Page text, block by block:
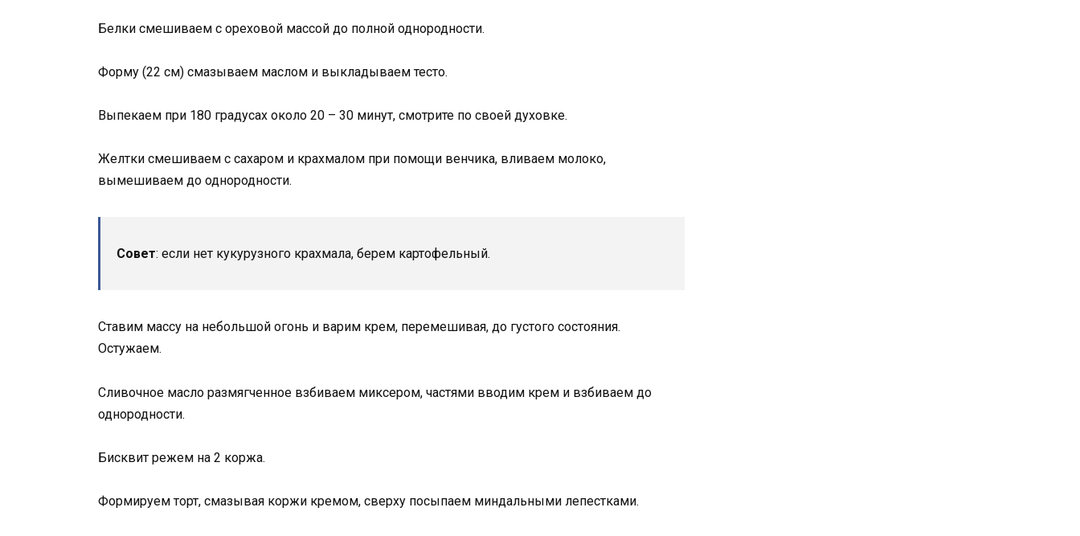
Белки смешиваем с ореховой массой до полной однородности.
Форму (22 см) смазываем маслом и выкладываем тесто.
Выпекаем при 180 градусах около 20 – 30 минут, смотрите по своей духовке.
Желтки смешиваем с сахаром и крахмалом при помощи венчика, вливаем молоко,
вымешиваем до однородности.
Совет: если нет кукурузного крахмала, берем картофельный.
Ставим массу на небольшой огонь и варим крем, перемешивая, до густого состояния.
Остужаем.
Сливочное масло размягченное взбиваем миксером, частями вводим крем и взбиваем до
однородности.
Бисквит режем на 2 коржа.
Формируем торт, смазывая коржи кремом, сверху посыпаем миндальными лепестками.